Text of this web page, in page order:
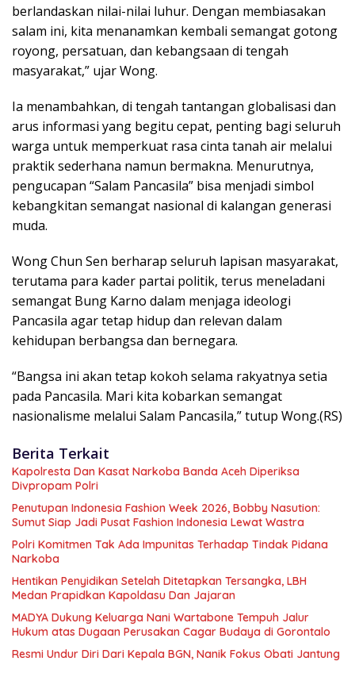
berlandaskan nilai-nilai luhur. Dengan membiasakan
salam ini, kita menanamkan kembali semangat gotong
royong, persatuan, dan kebangsaan di tengah
masyarakat,” ujar Wong.
Ia menambahkan, di tengah tantangan globalisasi dan
arus informasi yang begitu cepat, penting bagi seluruh
warga untuk memperkuat rasa cinta tanah air melalui
praktik sederhana namun bermakna. Menurutnya,
pengucapan “Salam Pancasila” bisa menjadi simbol
kebangkitan semangat nasional di kalangan generasi
muda.
Wong Chun Sen berharap seluruh lapisan masyarakat,
terutama para kader partai politik, terus meneladani
semangat Bung Karno dalam menjaga ideologi
Pancasila agar tetap hidup dan relevan dalam
kehidupan berbangsa dan bernegara.
“Bangsa ini akan tetap kokoh selama rakyatnya setia
pada Pancasila. Mari kita kobarkan semangat
nasionalisme melalui Salam Pancasila,” tutup Wong.(RS)
Berita Terkait
Kapolresta Dan Kasat Narkoba Banda Aceh Diperiksa
Divpropam Polri
Penutupan Indonesia Fashion Week 2026, Bobby Nasution:
Sumut Siap Jadi Pusat Fashion Indonesia Lewat Wastra
Polri Komitmen Tak Ada Impunitas Terhadap Tindak Pidana
Narkoba
Hentikan Penyidikan Setelah Ditetapkan Tersangka, LBH
Medan Prapidkan Kapoldasu Dan Jajaran
MADYA Dukung Keluarga Nani Wartabone Tempuh Jalur
Hukum atas Dugaan Perusakan Cagar Budaya di Gorontalo
Resmi Undur Diri Dari Kepala BGN, Nanik Fokus Obati Jantung